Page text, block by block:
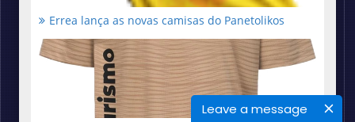
Leave a message
Errea lança as novas camisas do Panetolikos